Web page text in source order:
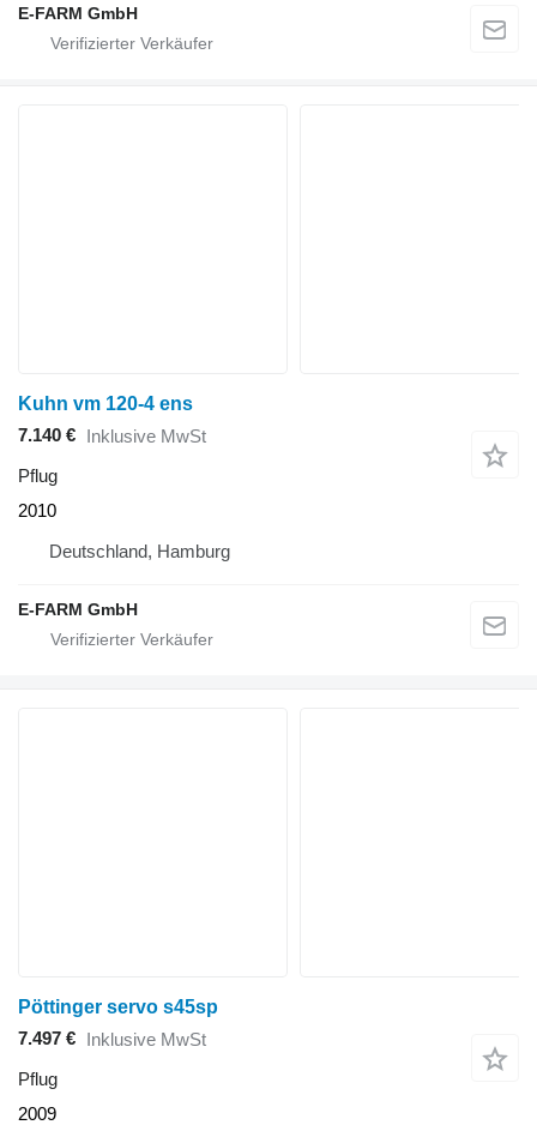
E-FARM GmbH
Kuhn vm 120-4 ens
7.140 € Inklusive MwSt
Pflug
2010
Deutschland, Hamburg
E-FARM GmbH
Pöttinger servo s45sp
7.497 €
Inklusive MwSt
Pflug
2009